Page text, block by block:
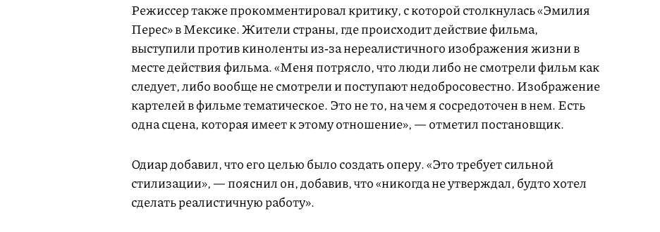
Режиссер также прокомментировал критику, с которой столкнулась «Эмилия
Перес» в Мексике. Жители страны, где происходит действие фильма,
выступили против киноленты из‑за нереалистичного изображения жизни в
месте действия фильма. «Меня потрясло, что люди либо не смотрели фильм как
следует, либо вообще не смотрели и поступают недобросовестно. Изображение
картелей в фильме тематическое. Это не то, на чем я сосредоточен в нем. Есть
одна сцена, которая имеет к этому отношение», — отметил постановщик.
Одиар добавил, что его целью было создать оперу. «Это требует сильной
стилизации», — пояснил он, добавив, что «никогда не утверждал, будто хотел
сделать реалистичную работу».